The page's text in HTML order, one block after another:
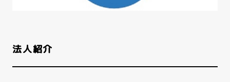
法人紹介